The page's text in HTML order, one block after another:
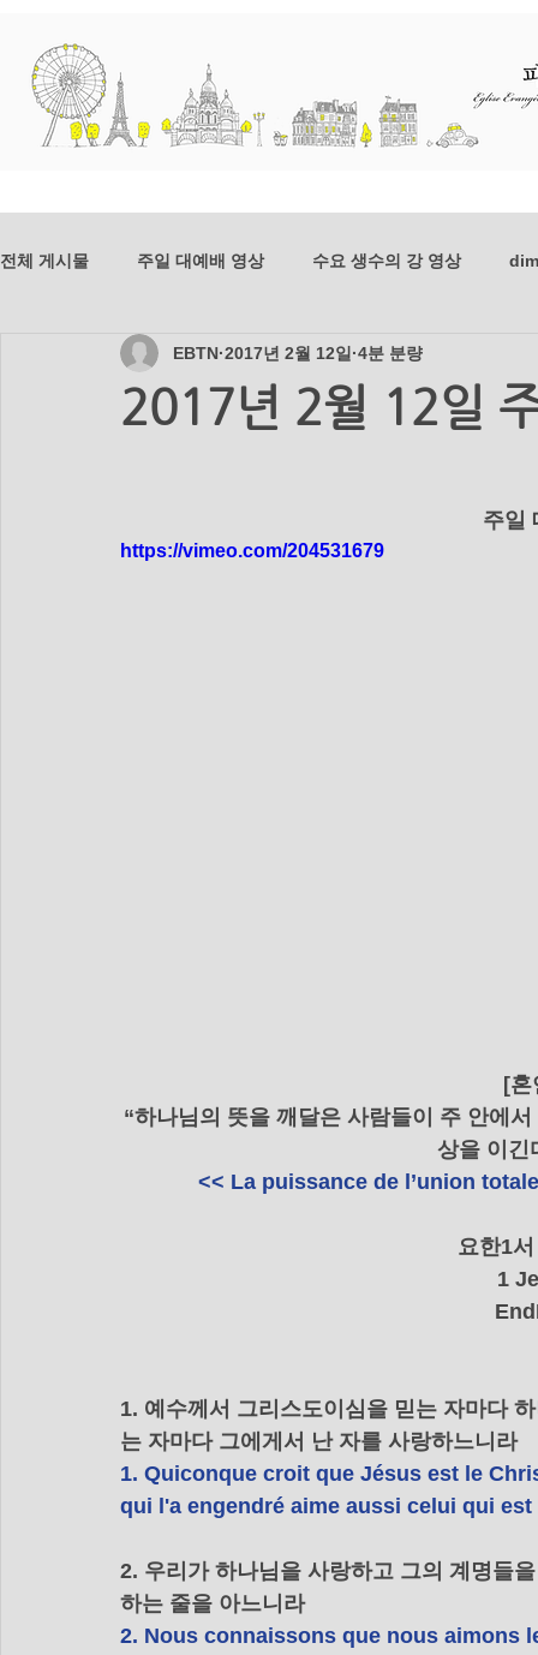
전체 게시물 주일 대예배 영상 수요 생수의 강 영상
dim-201807 mer-201807 dim-201806
dim-201712 mer-201712 dim_201711
2017년 2월 12일
EBTN 2017년 2월 12일 4분 분량
https://vimeo.com/204531679
[
“하나님의 뜻을 깨달은 사람들이 주 안에
상을 이긴
<< La puissance de l’union
요
1
1. 예수께서 그리스도이심을 믿는 자마다
는 자마다 그에게서 난 자를 사랑하느니라
1. Quiconque croit que Jésus est le
qui l'a engendré aime aussi celui qui est
2. 우리가 하나님을 사랑하고 그의 계명들
하는 줄을 아느니라
2. Nous connaissons que nous aimons